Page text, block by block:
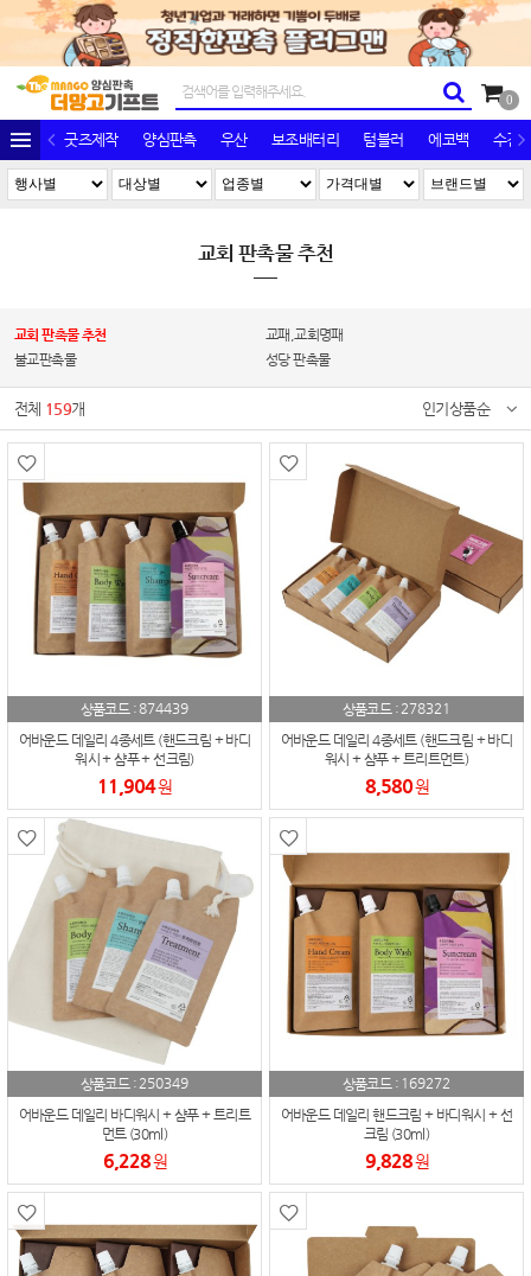
0
굿즈제작 양심판촉 우산 보조배터리 텀블러 에코백 수건/
교회 판촉물 추천
교회 판촉물 추천
교패,교회명패
불교판촉물
성당 판촉물
전체 159개 인기상품순
상품코드 :874439
어바운드 데일리 4종세트 (핸드크림 + 바디
워시 + 샴푸 + 선크림)
11,904원
상품코드 :278321
어바운드 데일리 4종세트 (핸드크림 + 바디
워시 + 샴푸 + 트리트먼트)
8,580원
상품코드 :250349
어바운드 데일리 바디워시 + 샴푸 + 트리트
먼트 (30ml)
6,228원
상품코드 : 169272
어바운드 데일리 핸드크림 + 바디워시 + 선
크림 (30ml)
9,828원